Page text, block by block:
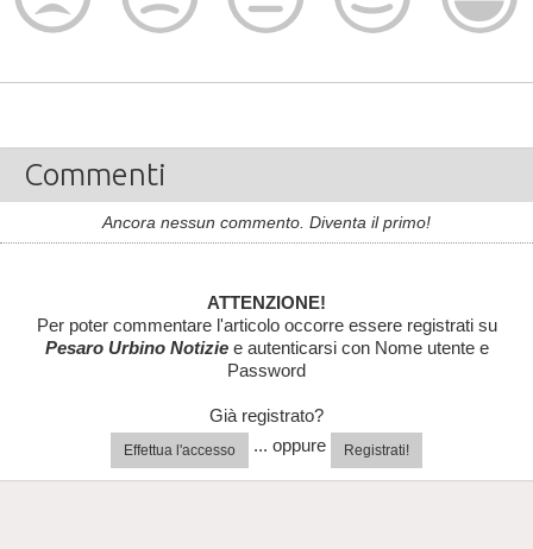
Commenti
Ancora nessun commento. Diventa il primo!
ATTENZIONE!
Per poter commentare l'articolo occorre essere registrati su
Pesaro Urbino Notiziee autenticarsi con Nome utente e
Password
Già registrato?
Effettua l'accesso ... oppure Registrati!